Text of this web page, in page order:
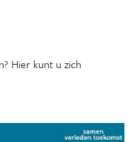
Hier kunt u zich